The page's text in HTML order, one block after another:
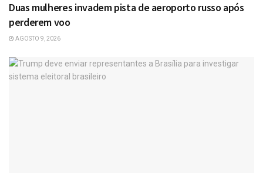
Duas mulheres invadem pista de aeroporto russo após
perderem voo
AGOSTO 9, 2026